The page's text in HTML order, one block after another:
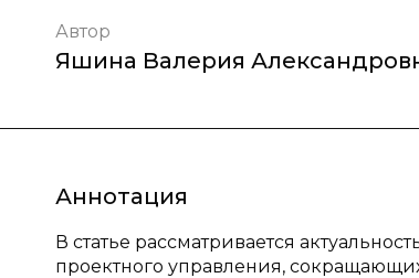
Автор
Яшина Валерия
Аннотация
В статье рассматривается
проектного управления,